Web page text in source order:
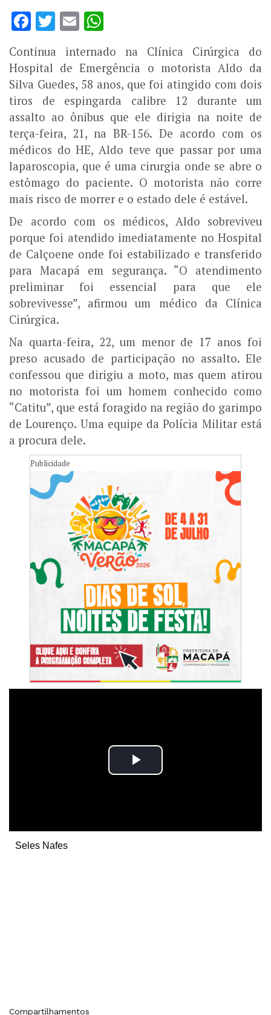
Facebook
Twitter
Email
Continua internado na Clínica Cirúrgica do
Hospital de Emergência o motorista Aldo da
Silva Guedes, 58 anos, que foi atingido com dois
tiros de espingarda calibre 12 durante um
assalto ao ônibus que ele dirigia na noite de
terça-feira, 21, na BR-156. De acordo com os
médicos do HE, Aldo teve que passar por uma
laparoscopia, que é uma cirurgia onde se abre o
estômago do paciente. O motorista não corre
mais risco de morrer e o estado dele é estável.
De acordo com os médicos, Aldo sobreviveu
porque foi atendido imediatamente no Hospital
de Calçoene onde foi estabilizado e transferido
para Macapá em segurança. “O atendimento
preliminar foi essencial para que ele
sobrevivesse”, afirmou um médico da Clínica
Cirúrgica.
Na quarta-feira, 22, um menor de 17 anos foi
preso acusado de participação no assalto. Ele
confessou que dirigiu a moto, mas quem atirou
no motorista foi um homem conhecido como
“Catitu”, que está foragido na região do garimpo
de Lourenço. Uma equipe da Polícia Militar está
a procura dele.
Publicidade
Seles Nafes
Compartilhamentos